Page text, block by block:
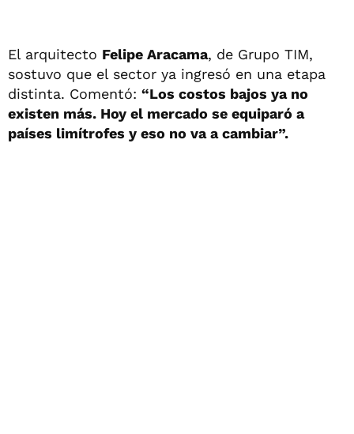
El arquitecto Felipe Aracama, de Grupo TIM,
sostuvo que el sector ya ingresó en una etapa
distinta. Comentó: “Los costos bajos ya no
existen más. Hoy el mercado se equiparó a
países limítrofes y eso no va a cambiar”.